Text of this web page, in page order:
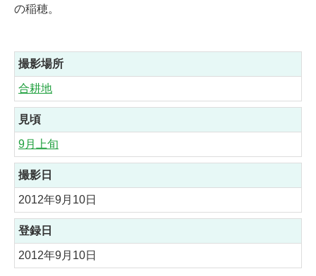
の稲穂。
撮影場所
合耕地
見頃
9月上旬
撮影日
2012年9月10日
登録日
2012年9月10日